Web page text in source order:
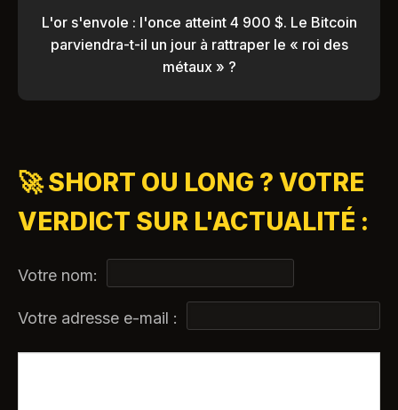
L'or s'envole : l'once atteint 4 900 $. Le Bitcoin
parviendra-t-il un jour à rattraper le « roi des
métaux » ?
🚀 SHORT OU LONG ? VOTRE
VERDICT SUR L'ACTUALITÉ :
Votre nom:
Votre adresse e-mail :